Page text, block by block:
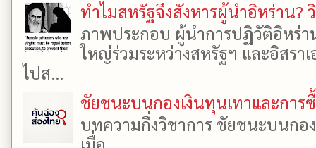
ทำไมสหรัฐจึงสังหารผู้นำอิหร่าน?
ภาพประกอบ ผู้นำการปฏิวัติอิหร่า
ใหญ่ร่วมระหว่างสหรัฐฯ และอิสรา
ไปส...
ชัยชนะบนกองเงินทุนเทาและการ
บทความกึ่งวิชาการ ชัยชนะบนกอ
เมื่อ...